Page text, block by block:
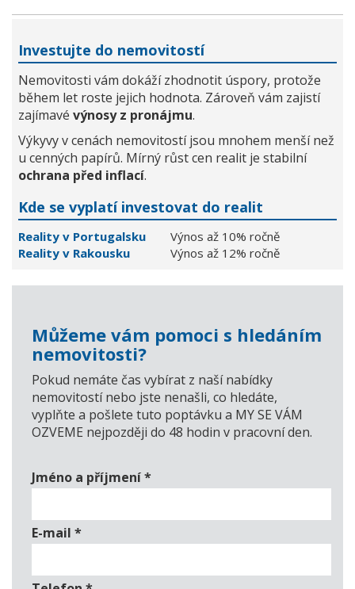
Investujte do nemovitostí
Nemovitosti vám dokáží zhodnotit úspory, protože
během let roste jejich hodnota. Zároveň vám zajistí
zajímavé výnosy z pronájmu.
Výkyvy v cenách nemovitostí jsou mnohem menší než
u cenných papírů. Mírný růst cen realit je stabilní
ochrana před inflací.
Kde se vyplatí investovat do realit
Reality v Portugalsku
Výnos až 10% ročně
Reality v Rakousku
Výnos až 12% ročně
Můžeme vám pomoci s hledáním
nemovitosti?
Pokud nemáte čas vybírat z naší nabídky
nemovitostí nebo jste nenašli, co hledáte,
vyplňte a pošlete tuto poptávku a MY SE VÁM
OZVEME nejpozději do 48 hodin v pracovní den.
Jméno a příjmení*
E-mail *